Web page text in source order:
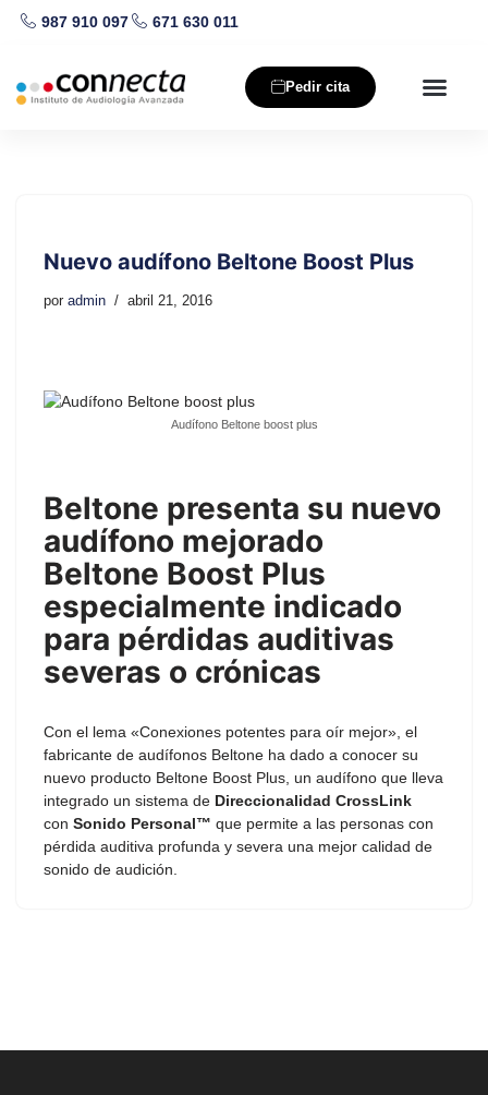
al
contenido
987 910 097 671 630 011
Pedir cita
Nuevo audífono Beltone Boost Plus
por admin abril 21, 2016
Audífono Beltone boost plus
Beltone presenta su nuevo
audífono mejorado
Beltone Boost Plus
especialmente indicado
para pérdidas auditivas
severas o crónicas
Con el lema «Conexiones potentes para oír mejor», el
fabricante de audífonos Beltone ha dado a conocer su
nuevo producto Beltone Boost Plus, un audífono que lleva
integrado un sistema de Direccionalidad CrossLink
con Sonido Personal™ que permite a las personas con
pérdida auditiva profunda y severa una mejor calidad de
sonido de audición.